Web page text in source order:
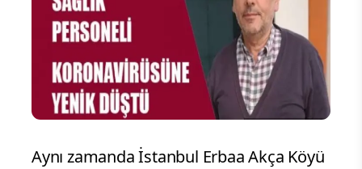
Aynı zamanda İstanbul Erbaa Akça Köyü